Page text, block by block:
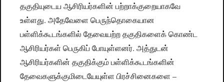
தகுதியுடைய ஆசிரியர்களின் பற்றாக்குறையாகவே
உள்ளது. அதேவேளை பெருந்தொகையான
பள்ளிக்கூடங்களில் தேவையற்ற தகுதிகளைக் கொண்ட
ஆசிரியர்கள் பெருகிப் போயுள்ளனர். அத்துடன்
ஆசிரியர்களின் தகுதிக்கும் பள்ளிக்கூடங்களின்
தேவைகளுக்குமிடையேயுள்ள பிரச்சினைகளை –